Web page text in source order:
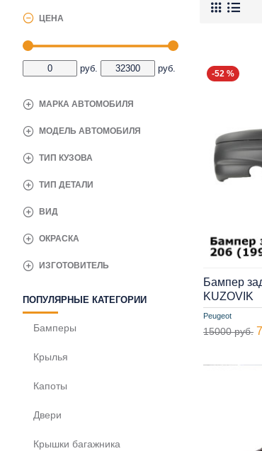
ЦЕНА
руб. руб.
МАРКА АВТОМОБИЛЯ
ОКРАСКА
МОДЕЛЬ АВТОМОБИЛЯ
ТИП КУЗОВА
ТИП ДЕТАЛИ
ИЗГОТОВИТЕЛЬ
ВИД
ПОПУЛЯРНЫЕ КАТЕГОРИИ
Бамперы
Крылья
Капоты
Двери
Крышки багажника
-52 %
Peugeot
Бампер
KUZOVIK
15000 руб.